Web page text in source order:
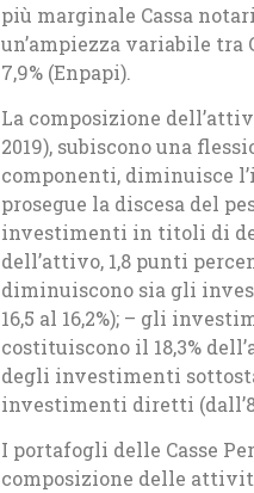
più marginale Cassa
un’ampiezza variabile tra
7,9% (Enpapi).
La composizione
2019), subiscono una
componenti, diminuisce
prosegue la discesa del
investimenti in titoli di
dell’attivo, 1,8 punti
diminuiscono sia gli
16,5 al 16,2%); – gli
costituiscono il 18,3%
degli investimenti
investimenti diretti
I portafogli delle Casse
composizione delle